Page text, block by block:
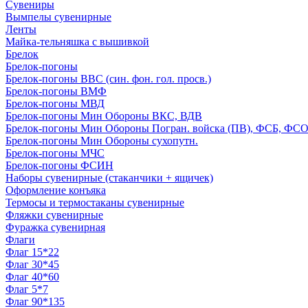
Сувениры
Вымпелы сувенирные
Ленты
Майка-тельняшка с вышивкой
Брелок
Брелок-погоны
Брелок-погоны ВВС (син. фон. гол. просв.)
Брелок-погоны ВМФ
Брелок-погоны МВД
Брелок-погоны Мин Обороны ВКС, ВДВ
Брелок-погоны Мин Обороны Погран. войска (ПВ), ФСБ, ФСО
Брелок-погоны Мин Обороны сухопутн.
Брелок-погоны МЧС
Брелок-погоны ФСИН
Наборы сувенирные (стаканчики + ящичек)
Оформление конъяка
Термосы и термостаканы сувенирные
Фляжки сувенирные
Фуражка сувенирная
Флаги
Флаг 15*22
Флаг 30*45
Флаг 40*60
Флаг 5*7
Флаг 90*135